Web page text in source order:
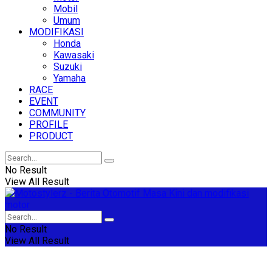
Mobil
Umum
MODIFIKASI
Honda
Kawasaki
Suzuki
Yamaha
RACE
EVENT
COMMUNITY
PROFILE
PRODUCT
No Result
View All Result
No Result
View All Result